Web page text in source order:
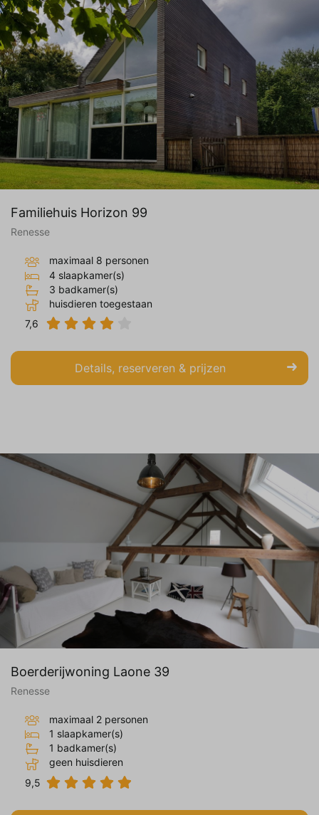
Familiehuis Horizon 99
Renesse
maximaal 8 personen
4 slaapkamer(s)
3 badkamer(s)
huisdieren toegestaan
7,6
Details, reserveren & prijzen
Boerderijwoning Laone 39
Renesse
maximaal 2 personen
1 slaapkamer(s)
1 badkamer(s)
geen huisdieren
9,5